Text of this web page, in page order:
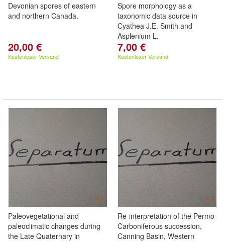
Devonian spores of eastern
and northern Canada.
20,00 €
Kostenloser Versand
Spore morphology as a
taxonomic data source in
Cyathea J.E. Smith and
Asplenium L.
7,00 €
Kostenloser Versand
Paleovegetational and
paleoclimatic changes during
the Late Quaternary in
Re-interpretation of the Permo-
Carboniferous succession,
Canning Basin, Western